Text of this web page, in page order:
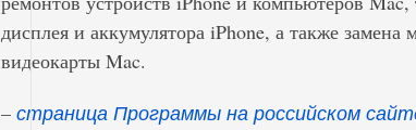
дисплея и аккумулятора iPhone, а также замена
видеокарты Mac.
– страница Программы на российском